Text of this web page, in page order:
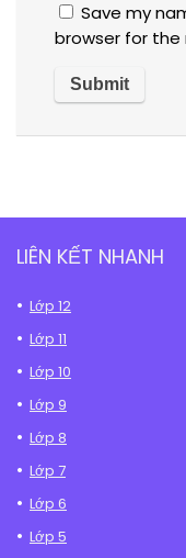
Save my
browser for
LIÊN KẾT NHANH
Lớp 12
Lớp 11
Lớp 10
Lớp 9
Lớp 8
Lớp 7
Lớp 6
Lớp 5